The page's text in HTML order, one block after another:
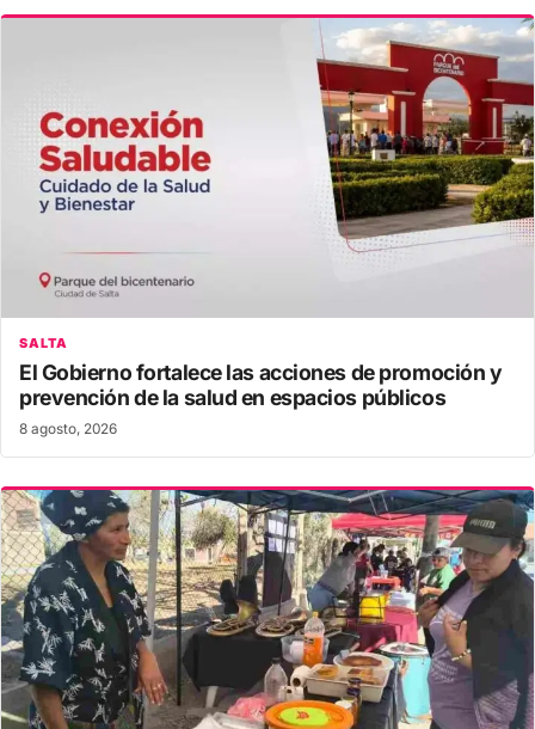
SALTA
El Gobierno fortalece las acciones de promoción y
prevención de la salud en espacios públicos
8 agosto, 2026